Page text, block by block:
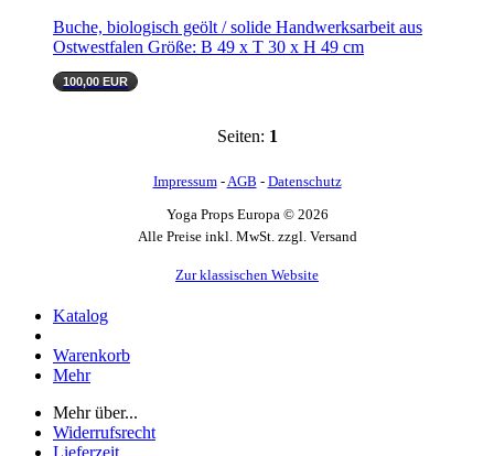
Buche, biologisch geölt / solide Handwerksarbeit aus
Ostwestfalen Größe: B 49 x T 30 x H 49 cm
100,00 EUR
Seiten: 1
Impressum-AGB - Datenschutz
Yoga Props Europa © 2026
Alle Preise inkl. MwSt. zzgl. Versand
Zur klassischen Website
Katalog
Warenkorb
Mehr
Mehr über...
Widerrufsrecht